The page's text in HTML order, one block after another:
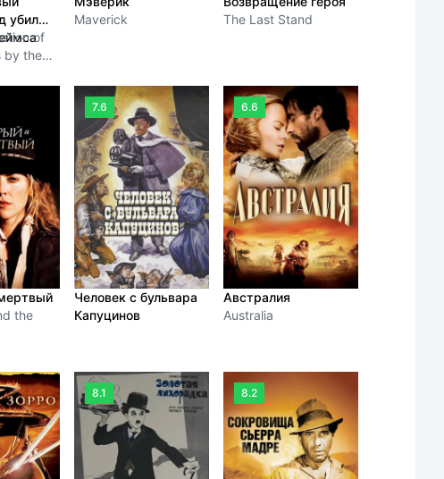
убил
of
by the
Maverick
The Last Stand
the
7.6
Человек с бульвара
Капуцинов
6.6
Австралия
Australia
8.1 8.2